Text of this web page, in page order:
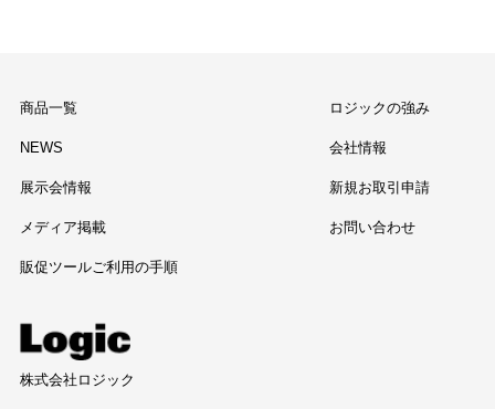
商品一覧
NEWS
展示会情報
メディア掲載
販促ツールご利用の手順
ロジックの強み
会社情報
新規お取引申請
お問い合わせ
株式会社ロジック